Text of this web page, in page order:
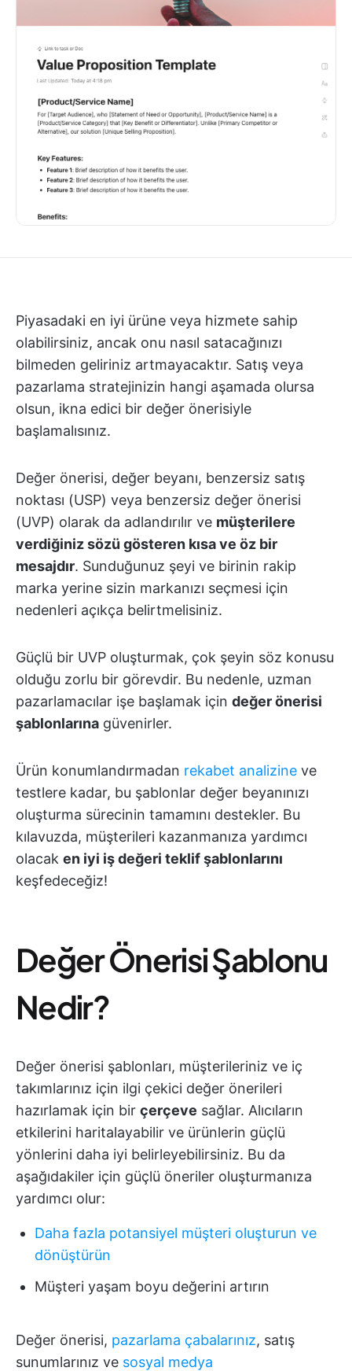
Piyasadaki en iyi ürüne veya hizmete sahip
olabilirsiniz, ancak onu nasıl satacağınızı
bilmeden geliriniz artmayacaktır. Satış veya
pazarlama stratejinizin hangi aşamada olursa
olsun, ikna edici bir değer önerisiyle
başlamalısınız.
Değer önerisi, değer beyanı, benzersiz satış
noktası (USP) veya benzersiz değer önerisi
(UVP) olarak da adlandırılır ve müşterilere
verdiğiniz sözü gösteren kısa ve öz bir
mesajdır. Sunduğunuz şeyi ve birinin rakip
marka yerine sizin markanızı seçmesi için
nedenleri açıkça belirtmelisiniz.
Güçlü bir UVP oluşturmak, çok şeyin söz konusu
olduğu zorlu bir görevdir. Bu nedenle, uzman
pazarlamacılar işe başlamak için değer önerisi
şablonlarına güvenirler.
Ürün konumlandırmadan rekabet analizine ve
testlere kadar, bu şablonlar değer beyanınızı
oluşturma sürecinin tamamını destekler. Bu
kılavuzda, müşterileri kazanmanıza yardımcı
olacak en iyi iş değeri teklif şablonlarını
keşfedeceğiz!
Değer Önerisi Şablonu
Nedir?
Değer önerisi şablonları, müşterileriniz ve iç
takımlarınız için ilgi çekici değer önerileri
hazırlamak için bir çerçeve sağlar. Alıcıların
etkilerini haritalayabilir ve ürünlerin güçlü
yönlerini daha iyi belirleyebilirsiniz. Bu da
aşağıdakiler için güçlü öneriler oluşturmanıza
yardımcı olur:
Daha fazla potansiyel müşteri oluşturun ve
dönüştürün
Müşteri yaşam boyu değerini artırın
Değer önerisi, pazarlama çabalarınız, satış
sunumlarınız ve sosyal medya